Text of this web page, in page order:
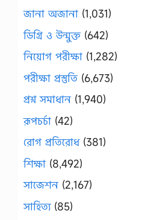
জানা অজানা (1,031)
ডিগ্রি ও উন্মুক্ত (642)
নিয়োগ পরীক্ষা (1,282)
পরীক্ষা প্রস্তুতি (6,673)
প্রশ্ন সমাধান (1,940)
রূপচর্চা (42)
রোগ প্রতিরোধ(381)
শিক্ষা (8,492)
সাজেশন (2,167)
সাহিত্য(85)